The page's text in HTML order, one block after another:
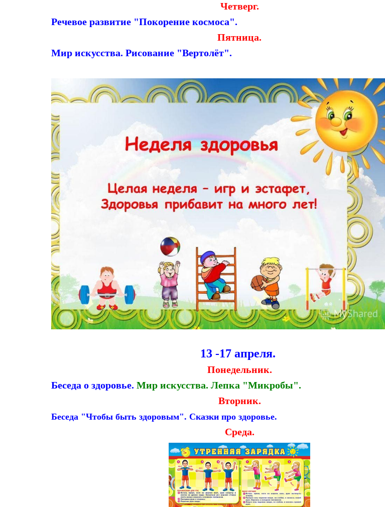
Четверг.
Речевое развитие "Покорение космоса".
Пятница.
Мир искусства. Рисование "Вертолёт".
13 -17 апреля.
Понедельник.
Беседа о здоровье. Мир искусства. Лепка "Микробы".
Вторник.
Беседа "Чтобы быть здоровым". Сказки про здоровье.
Среда.